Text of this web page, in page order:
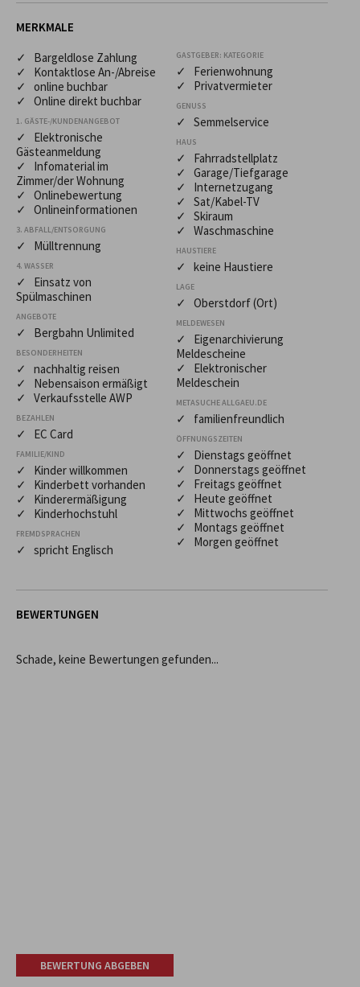
MERKMALE
✓ Bargeldlose Zahlung
✓ Kontaktlose An-/Abreise
✓ online buchbar
✓ Online direkt buchbar
1. GÄSTE-/KUNDENANGEBOT
✓ Elektronische
Gästeanmeldung
✓ Infomaterial im
Zimmer/der Wohnung
✓ Onlinebewertung
✓ Onlineinformationen
3. ABFALL/ENTSORGUNG
✓ Mülltrennung
4. WASSER
✓ Einsatz von
Spülmaschinen
ANGEBOTE
✓ Bergbahn Unlimited
BESONDERHEITEN
✓ nachhaltig reisen
✓ Nebensaison ermäßigt
✓ Verkaufsstelle AWP
BEZAHLEN
✓ EC Card
FAMILIE/KIND
✓ Kinder willkommen
✓ Kinderbett vorhanden
✓ Kinderermäßigung
✓ Kinderhochstuhl
FREMDSPRACHEN
✓ spricht Englisch
GASTGEBER: KATEGORIE
✓ Ferienwohnung
✓ Privatvermieter
GENUSS
✓ Semmelservice
HAUS
✓ Fahrradstellplatz
✓ Garage/Tiefgarage
✓ Internetzugang
✓ Sat/Kabel-TV
✓ Skiraum
✓ Waschmaschine
HAUSTIERE
✓ keine Haustiere
LAGE
✓ Oberstdorf (Ort)
MELDEWESEN
✓ Eigenarchivierung
Meldescheine
✓ Elektronischer
Meldeschein
METASUCHE ALLGAEU.DE
✓ familienfreundlich
ÖFFNUNGSZEITEN
✓ Dienstags geöffnet
✓ Donnerstags geöffnet
✓ Freitags geöffnet
✓ Heute geöffnet
✓ Mittwochs geöffnet
✓ Montags geöffnet
✓ Morgen geöffnet
BEWERTUNGEN
Schade, keine Bewertungen gefunden...
BEWERTUNG ABGEBEN